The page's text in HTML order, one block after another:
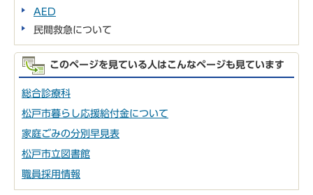
AED
民間救急について
このページを見ている人はこんなページも見ています
総合診療科
松戸市暮らし応援給付金について
家庭ごみの分別早見表
松戸市立図書館
職員採用情報